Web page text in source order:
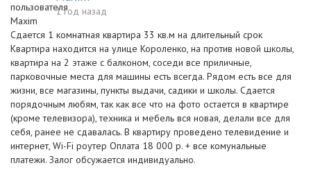
1 год назад
Сдается 1 комнатная квартира 33 кв.м на длительный срок
Квартира находится на улице Короленко, на против новой школы,
квартира на 2 этаже с балконом, соседи все приличные,
парковочные места для машины есть всегда. Рядом есть все для
жизни, все магазины, пункты выдачи, садики и школы. Сдается
порядочным любям, так как все что на фото остается в квартире
(кроме телевизора), техника и мебель вся новая, делали все для
себя, ранее не сдавалась. В квартиру проведено телевидение и
интернет, Wi-Fi роутер Оплата 18 000 р. + все комунальные
платежи. Залог обсужается индивидуально.